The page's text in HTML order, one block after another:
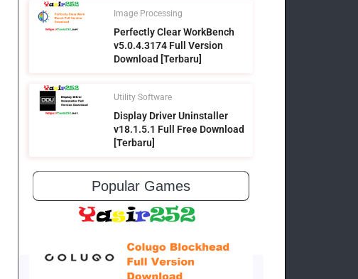
Image Processing
Perfectly Clear WorkBench
v5.0.4.3174 Full Version
Download [Terbaru]
Utility Software
Display Driver Uninstaller
v18.1.5.1 Full Free Download
[Terbaru]
Popular Games